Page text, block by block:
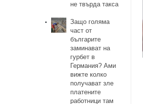
не твърда такса
Защо голяма
част от
българите
заминават на
гурбет в
Германия? Ами
вижте колко
получават зле
платените
работници там